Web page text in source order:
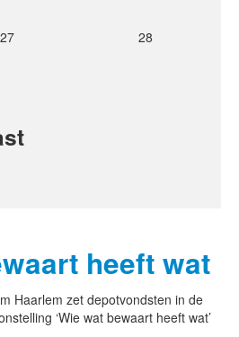
27 28
heeft wat
Haarlem zet depotvondsten in de
‘Wie wat bewaart heeft wat’